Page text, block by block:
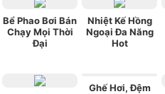
Bể Phao Bơi Bán
Chạy Mọi Thời
Đại
Nhiệt Kế Hồng
Ngoại Đa Năng
Hot
Ghế Hơi, Đệm